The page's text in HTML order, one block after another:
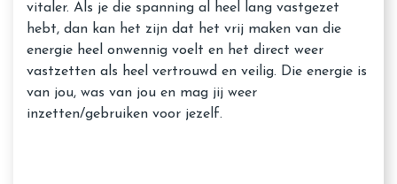
vitaler. Als je die spanning al heel lang vastgezet
hebt, dan kan het zijn dat het vrij maken van die
energie heel onwennig voelt en het direct weer
vastzetten als heel vertrouwd en veilig. Die energie is
van jou, was van jou en mag jij weer
inzetten/gebruiken voor jezelf.